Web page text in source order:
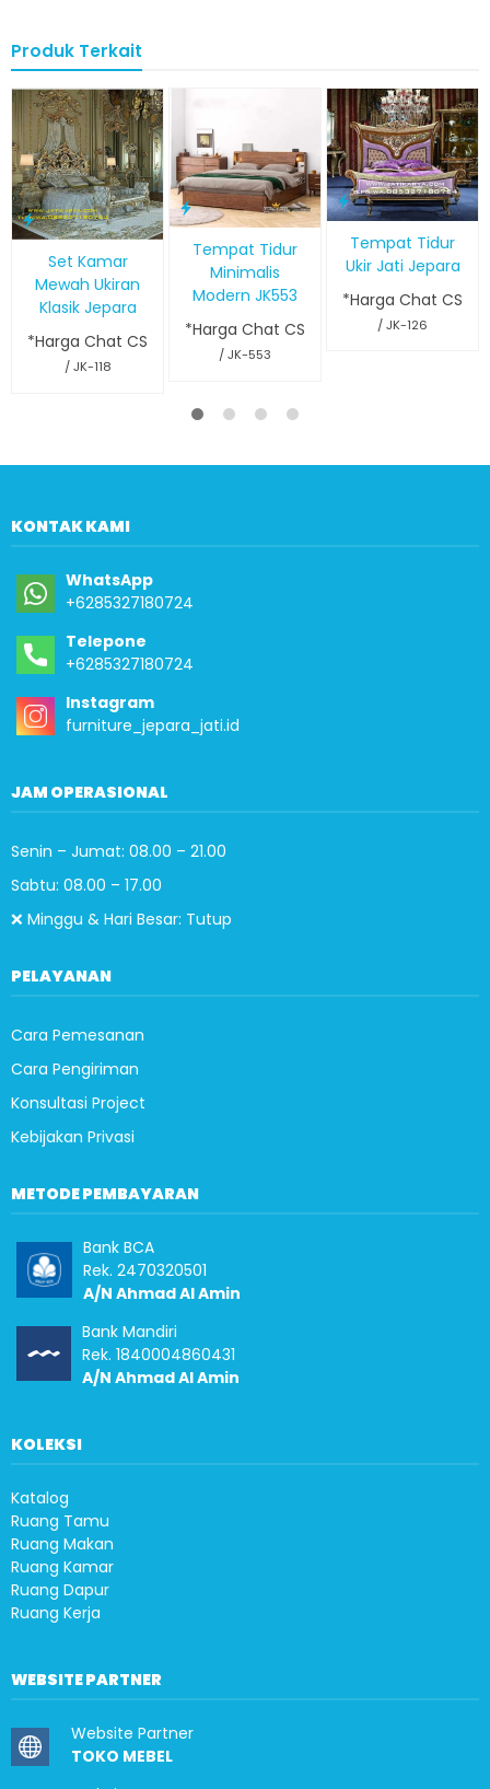
Produk Terkait
Set Kamar
Mewah Ukiran
Klasik Jepara
*Harga Chat CS
/ JK-118
Tempat Tidur
Minimalis
Modern JK553
*Harga Chat CS
/ JK-553
Tempat Tidur
Ukir Jati Jepara
*Harga Chat CS
/ JK-126
KONTAK KAMI
WhatsApp
+6285327180724
Telepone
+6285327180724
Instagram
furniture_jepara_jati.id
JAM OPERASIONAL
Senin – Jumat: 08.00 – 21.00
Sabtu: 08.00 – 17.00
❌ Minggu & Hari Besar: Tutup
PELAYANAN
Cara Pemesanan
Cara Pengiriman
Konsultasi Project
Kebijakan Privasi
METODE PEMBAYARAN
Bank BCA
Rek. 2470320501
A/N Ahmad Al Amin
Bank Mandiri
Rek. 1840004860431
A/N Ahmad Al Amin
KOLEKSI
Katalog
Ruang Tamu
Ruang Makan
Ruang Kamar
Ruang Dapur
Ruang Kerja
WEBSITE PARTNER
Website Partner
TOKO MEBEL